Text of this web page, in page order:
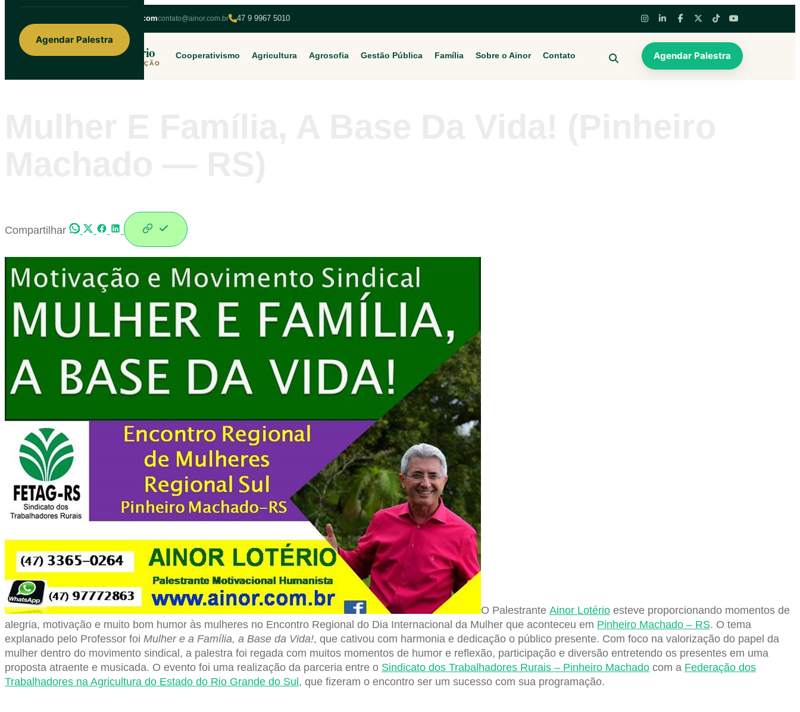
ainorfloterio@gmail.comcontato@ainor.com.br 47 9 9967 5010
Ainor Lotério
MENTE & CORAÇÃO
Cooperativismo Agricultura Agrosofia Gestão Pública Família Sobre o Ainor Contato Agendar Palestra
Agendar Palestra
Compartilhar
O Palestrante Ainor Lotério esteve proporcionando momentos de
alegria, motivação e muito bom humor às mulheres no Encontro Regional do Dia Internacional da Mulher que aconteceu em Pinheiro Machado – RS. O tema
explanado pelo Professor foi Mulher e a Família, a Base da Vida!, que cativou com harmonia e dedicação o público presente. Com foco na valorização do papel da
mulher dentro do movimento sindical, a palestra foi regada com muitos momentos de humor e reflexão, participação e diversão entretendo os presentes em uma
proposta atraente e musicada. O evento foi uma realização da parceria entre o Sindicato dos Trabalhadores Rurais – Pinheiro Machado com a Federação dos
Trabalhadores na Agricultura do Estado do Rio Grande do Sul , que fizeram o encontro ser um sucesso com sua programação.